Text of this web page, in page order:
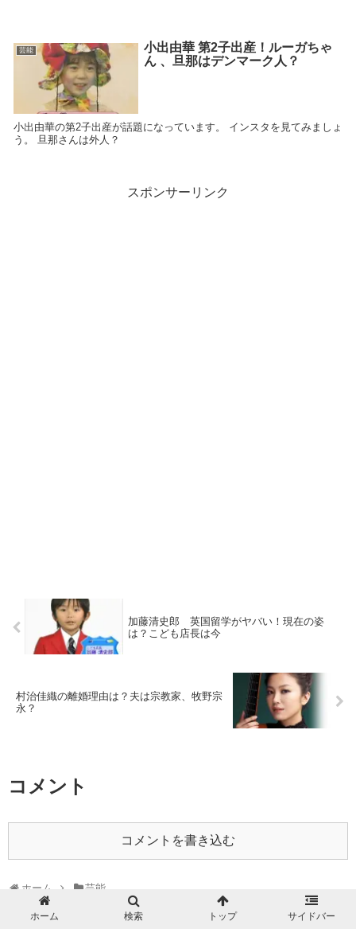
芸能
小出由華 第2子出産！ルーガちゃ
ん 、旦那はデンマーク人？
小出由華の第2子出産が話題になっています。 インスタを見てみましょ
う。 旦那さんは外人？
スポンサーリンク
加藤清史郎 英国留学がヤバい！現在の姿
は？こども店長は今
村治佳織の離婚理由は？夫は宗教家、牧野宗
永？
コメント
コメントを書き込む
ホーム 芸能
ホーム 検索 トップ サイドバー